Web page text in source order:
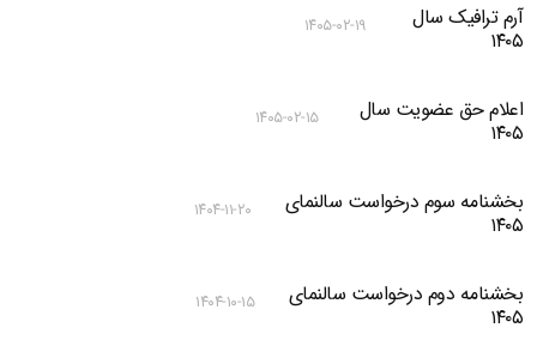
آرم ترافیک سال
۱۴۰۵
۱۴۰۵-۰۲-۱۹
اعلام حق عضویت سال
۱۴۰۵
۱۴۰۵-۰۲-۱۵
بخشنامه سوم درخواست سالنمای
۱۴۰۵
۱۴۰۴-۱۱-۲۰
بخشنامه دوم درخواست سالنمای
۱۴۰۵
۱۴۰۴-۱۰-۱۵